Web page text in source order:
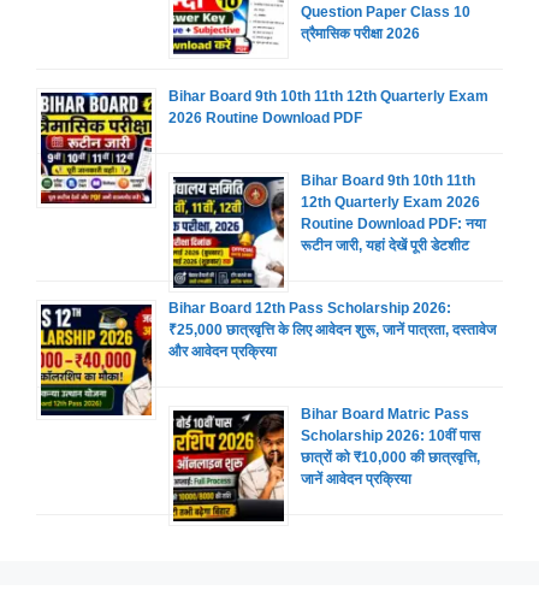
Question Paper Class 10
त्रैमासिक परीक्षा 2026
Bihar Board 9th 10th 11th 12th Quarterly Exam
2026 Routine Download PDF
Bihar Board 9th 10th 11th
12th Quarterly Exam 2026
Routine Download PDF: नया
रूटीन जारी, यहां देखें पूरी डेटशीट
Bihar Board 12th Pass Scholarship 2026:
₹25,000 छात्रवृत्ति के लिए आवेदन शुरू, जानें पात्रता, दस्तावेज
और आवेदन प्रक्रिया
Bihar Board Matric Pass
Scholarship 2026: 10वीं पास
छात्रों को ₹10,000 की छात्रवृत्ति,
जानें आवेदन प्रक्रिया